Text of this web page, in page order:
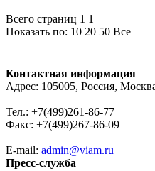
Всего страниц 1 1
Показать по: 10 20 50 Все
Контактная информация
Адрес: 105005, Россия,
Тел.: +7(499)261-86-77
Факс: +7(499)267-86-09
E-mail: admin@viam.ru
Пресс-служба